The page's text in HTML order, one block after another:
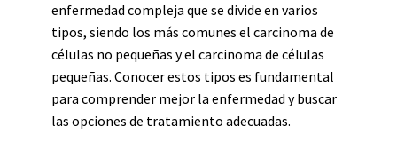
enfermedad compleja que se divide en varios
tipos, siendo los más comunes el carcinoma de
células no pequeñas y el carcinoma de células
pequeñas. Conocer estos tipos es fundamental
para comprender mejor la enfermedad y buscar
las opciones de tratamiento adecuadas.